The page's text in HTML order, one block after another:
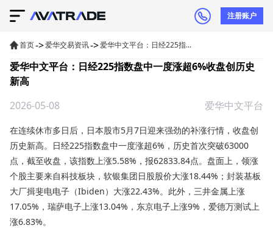
注册账户
首页->爱华交易资讯->爱华中文平台：日经225指...
爱华中文平台：日经225指数盘中一度涨超6%收盘创历史
新高
2026-05-08
爱华中文平台
在连续休市多日后，日本股市5月7日迎来强劲的补涨行情，收盘创
历史新高。 日经225指数盘中一度涨超6%，历史首次突破63000
点，截至收盘，该指数上涨5.58%，报62833.84点。盘面上，领涨
个股主要来自科技板块，软银集团日股股价大涨18.44%；封装基板
大厂揖斐电电子（Ibiden）大涨22.43%。此外，三井金属上涨
17.05%，瑞萨电子上涨13.04%，东京电子上涨9%，爱德万测试上
涨6.83%。